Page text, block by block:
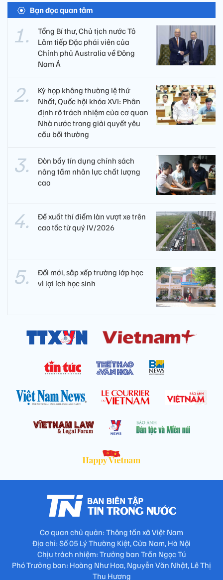
Bạn đọc quan tâm
Tổng Bí thư, Chủ tịch nước Tô
Lâm tiếp Đặc phái viên của
Chính phủ Australia về Đông
Nam Á
Kỳ họp không thường lệ thứ
Nhất, Quốc hội khóa XVI: Phân
định rõ trách nhiệm của cơ quan
Nhà nước trong giải quyết yêu
cầu bồi thường
Đòn bẩy tín dụng chính sách
nâng tầm nhân lực chất lượng
cao
Đề xuất thí điểm làn vượt xe trên
cao tốc từ quý IV/2026
Đổi mới, sắp xếp trường lớp học
vì lợi ích học sinh
Cơ quan chủ quản: Thông tấn xã Việt Nam
Địa chỉ: Số 05 Lý Thường Kiệt, Cửa Nam, Hà Nội
Chịu trách nhiệm: Trưởng ban Trần Ngọc Tú
Phó Trưởng ban: Hoàng Như Hoa, Nguyễn Văn Nhật, Lê Thị
Thu Hương